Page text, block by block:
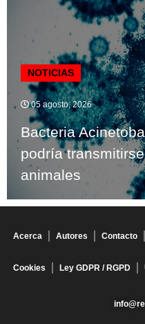
NOTICIAS
05 agosto, 2026
Bacteria
podría
animales
Acerca Autores Contacto
Cookies Ley GDPR / RGPD